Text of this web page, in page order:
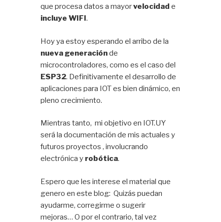
que procesa datos a mayorvelocidad e
incluye WIFI.
Hoy ya estoy esperando el arribo de la
nueva generaciónde
microcontroladores, como es el caso del
ESP32. Definitivamente el desarrollo de
aplicaciones para IOT es bien dinámico, en
pleno crecimiento.
Mientras tanto, mi objetivo en IOT.UY
será la documentación de mis actuales y
futuros proyectos , involucrando
electrónica y robótica.
Espero que les interese el material que
genero en este blog: Quizás puedan
ayudarme, corregirme o sugerir
mejoras… O por el contrario, tal vez